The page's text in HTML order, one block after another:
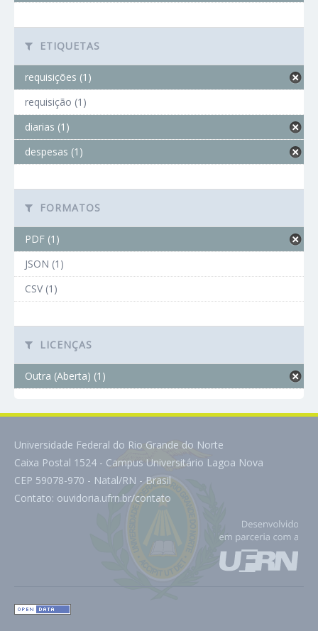
ETIQUETAS
requisições (1)
requisição (1)
diarias (1)
despesas (1)
FORMATOS
PDF (1)
JSON (1)
CSV (1)
LICENÇAS
Outra (Aberta) (1)
Universidade Federal do Rio Grande do Norte
Caixa Postal 1524 - Campus Universitário Lagoa Nova
CEP 59078-970 - Natal/RN - Brasil
Contato: ouvidoria.ufrn.br/contato